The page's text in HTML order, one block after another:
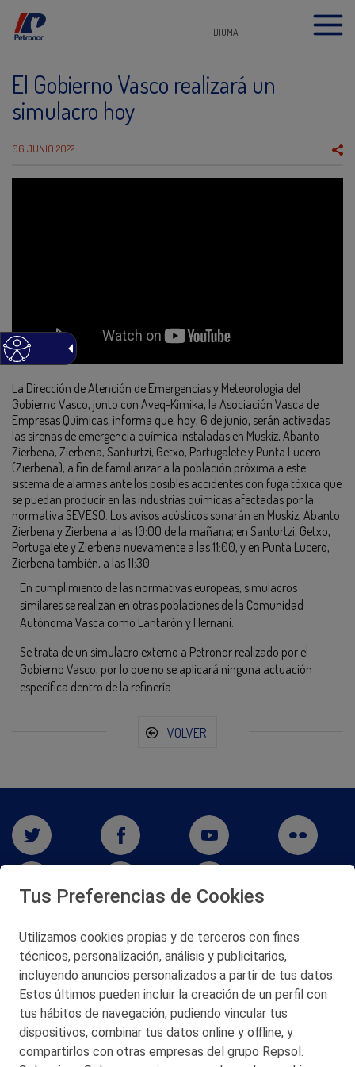
IDIOMA
El Gobierno Vasco realizará un
simulacro hoy
06 JUNIO 2022
La Dirección de Atención de Emergencias y Meteorología del
Gobierno Vasco, junto con Aveq-Kimika, la Asociación Vasca de
Empresas Químicas, informa que, hoy, 6 de junio, serán activadas
las sirenas de emergencia química instaladas en Muskiz, Abanto
Zierbena, Zierbena, Santurtzi, Getxo, Portugalete y Punta Lucero
(Zierbena), a fin de familiarizar a la población próxima a este
sistema de alarmas ante los posibles accidentes con fuga tóxica que
se puedan producir en las industrias químicas afectadas por la
normativa SEVESO. Los avisos acústicos sonarán en Muskiz, Abanto
Zierbena y Zierbena a las 10:00 de la mañana; en Santurtzi, Getxo,
Portugalete y Zierbena nuevamente a las 11:00, y en Punta Lucero,
Zierbena también, a las 11:30.
En cumplimiento de las normativas europeas, simulacros
similares se realizan en otras poblaciones de la Comunidad
Autónoma Vasca como Lantarón y Hernani.
Se trata de un simulacro externo a Petronor realizado por el
Gobierno Vasco, por lo que no se aplicará ninguna actuación
específica dentro de la refinería.
VOLVER
San Martín 5-Edificio Muñatones,
48550 Muskiz (Bizkaia)
Telf. 946 357 000
© 2026 Petronor S.A.
Tus Preferencias de Cookies
Utilizamos cookies propias y de terceros con fines
técnicos, personalización, análisis y publicitarios,
incluyendo anuncios personalizados a partir de tus datos.
Estos últimos pueden incluir la creación de un perfil con
tus hábitos de navegación, pudiendo vincular tus
dispositivos, combinar tus datos online y offline, y
compartirlos con otras empresas del grupo Repsol.